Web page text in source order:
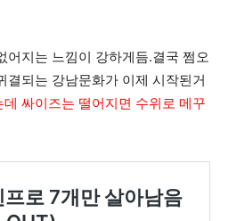
어지는 느낌이 강하게듬.결국 쩜오
결되는 강남문화가 이제 시작된거
데 싸이즈는 떨어지면 수위로 메꾸